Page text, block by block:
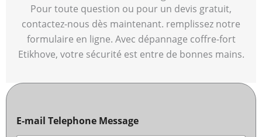
Pour toute question ou pour un devis gratuit,
contactez-nous dès maintenant. remplissez notre
formulaire en ligne. Avec dépannage coffre-fort
Etikhove, votre sécurité est entre de bonnes mains.
E-mail Telephone Message